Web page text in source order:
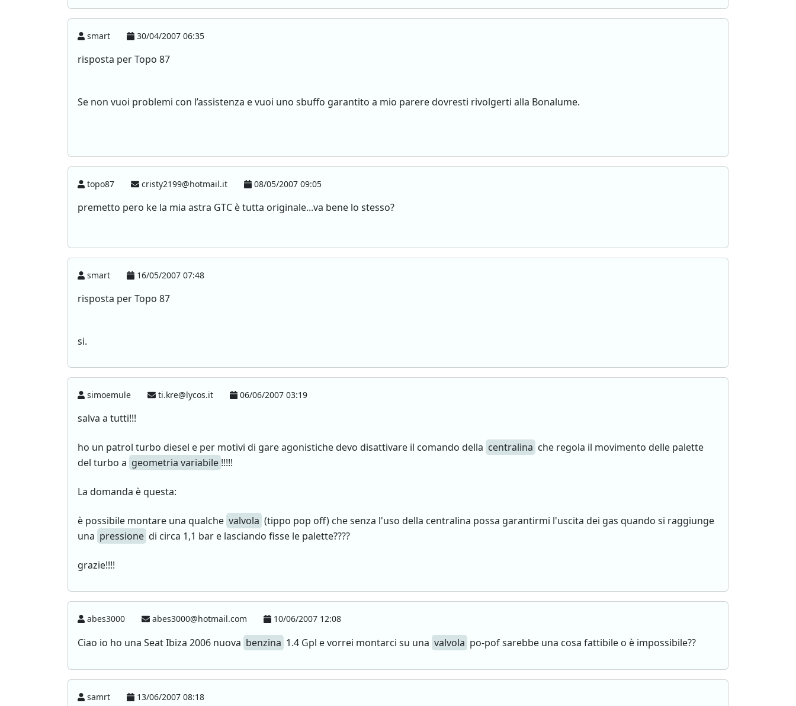
smart 30/04/2007 06:35
risposta per Topo 87
Se non vuoi problemi con l’assistenza e vuoi uno sbuffo garantito a mio parere dovresti rivolgerti alla Bonalume.
topo87 cristy2199@hotmail.it 08/05/2007 09:05
premetto pero ke la mia astra GTC è tutta originale...va bene lo stesso?
smart 16/05/2007 07:48
risposta per Topo 87
si.
simoemule ti.kre@lycos.it 06/06/2007 03:19
salva a tutti!!!
ho un patrol turbo diesel e per motivi di gare agonistiche devo disattivare il comando della centralina che regola il movimento delle palette
del turbo a geometria variabile !!!!!
La domanda è questa:
è possibile montare una qualche valvola (tippo pop off) che senza l'uso della centralina possa garantirmi l'uscita dei gas quando si raggiunge
una pressione di circa 1,1 bar e lasciando fisse le palette????
grazie!!!!
abes3000 abes3000@hotmail.com 10/06/2007 12:08
Ciao io ho una Seat Ibiza 2006 nuova benzina 1.4 Gpl e vorrei montarci su una valvola po-pof sarebbe una cosa fattibile o è impossibile??
samrt 13/06/2007 08:18